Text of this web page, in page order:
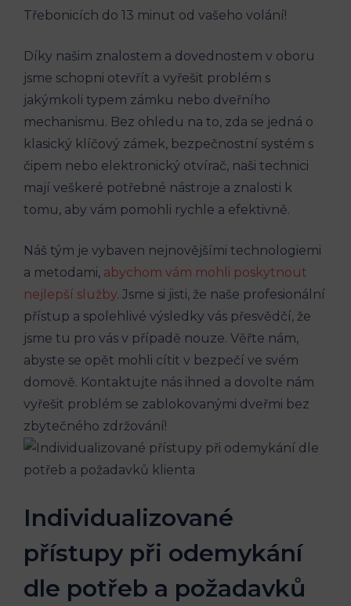
Třebonicích do 13 minut od vašeho volání!
Díky našim znalostem a dovednostem v oboru
jsme schopni otevřít a vyřešit problém s
jakýmkoli typem zámku nebo dveřního
mechanismu. Bez ohledu na to, zda se jedná o
klasický klíčový zámek, bezpečnostní systém s
čipem nebo elektronický otvírač, naši technici
mají veškeré potřebné nástroje a znalosti k
tomu, aby vám pomohli rychle a efektivně.
Náš tým je vybaven nejnovějšími technologiemi
a metodami, abychom vám mohli poskytnout
nejlepší služby. Jsme si jisti, že naše profesionální
přístup a spolehlivé výsledky vás přesvědčí, že
jsme tu pro vás v případě nouze. Věřte nám,
abyste se opět mohli cítit v bezpečí ve svém
domově. Kontaktujte nás ihned a dovolte nám
vyřešit problém se zablokovanými dveřmi bez
zbytečného zdržování!
Individualizované
přístupy při odemykání
dle potřeb a požadavků